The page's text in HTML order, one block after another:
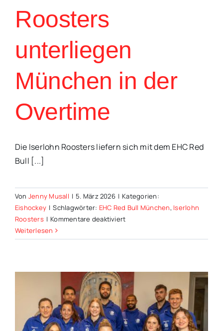
Roosters
unterliegen
München in der
Overtime
Die Iserlohn Roosters liefern sich mit dem EHC Red
Bull [...]
Von Jenny Musall | 5. März 2026 | Kategorien:
Eishockey | Schlagwörter: EHC Red Bull München, Iserlohn
Roosters | Kommentare deaktiviertfür
unterliegen
der
Overtime
Weiterlesen